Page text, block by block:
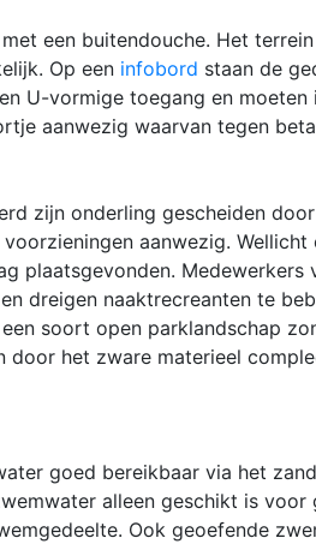
een buitendouche. Het
Op een infobord staan de
U-vormige toegang en moeten
aanwezig waarvan tegen
zijn onderling gescheiden
aanwezig.
plaatsgevonden. Medewerkers
dreigen naaktrecreanten te
soort open parklandschap
het zware materieel
goed bereikbaar via het
alleen geschikt is voor
Ook geoefende